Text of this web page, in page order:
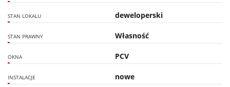
STAN LOKALU deweloperski
STAN PRAWNY Własność
OKNA PCV
INSTALACJE nowe